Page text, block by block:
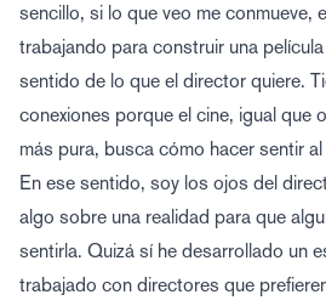
sencillo, si lo que veo me conmueve,
trabajando para construir una
sentido de lo que el director quiere.
conexiones porque el cine, igual que
más pura, busca cómo hacer sentir
En ese sentido, soy los ojos del
algo sobre una realidad para que
sentirla. Quizá sí he desarrollado un
trabajado con directores que